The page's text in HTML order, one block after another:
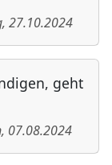
, 27.10.2024
geht
, 07.08.2024